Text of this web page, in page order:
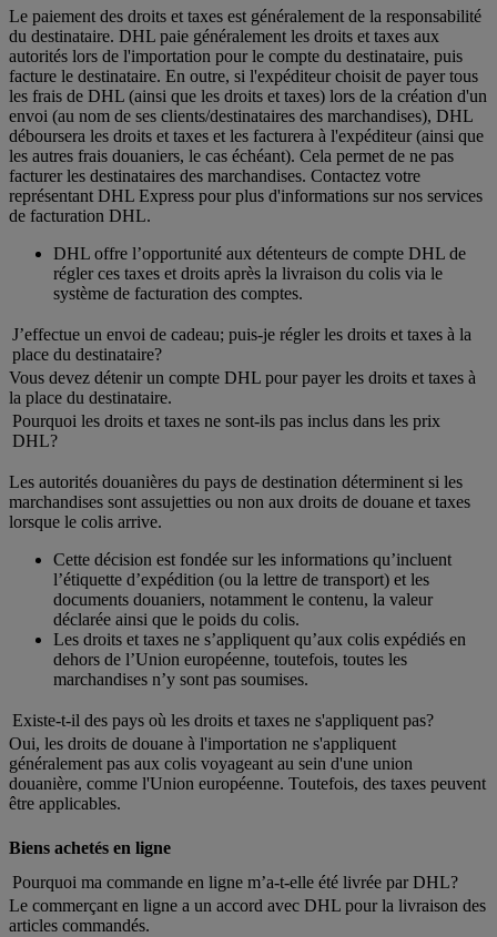
Le paiement des droits et taxes est généralement de la responsabilité
du destinataire. DHL paie généralement les droits et taxes aux
autorités lors de l'importation pour le compte du destinataire, puis
facture le destinataire. En outre, si l'expéditeur choisit de payer tous
les frais de DHL (ainsi que les droits et taxes) lors de la création d'un
envoi (au nom de ses clients/destinataires des marchandises), DHL
déboursera les droits et taxes et les facturera à l'expéditeur (ainsi que
les autres frais douaniers, le cas échéant). Cela permet de ne pas
facturer les destinataires des marchandises. Contactez votre
représentant DHL Express pour plus d'informations sur nos services
de facturation DHL.
DHL offre l’opportunité aux détenteurs de compte DHL de
régler ces taxes et droits après la livraison du colis via le
système de facturation des comptes.
J’effectue un envoi de cadeau; puis-je régler les droits et taxes à la
place du destinataire?
Vous devez détenir un compte DHL pour payer les droits et taxes à
la place du destinataire.
Pourquoi les droits et taxes ne sont-ils pas inclus dans les prix
DHL?
Les autorités douanières du pays de destination déterminent si les
marchandises sont assujetties ou non aux droits de douane et taxes
lorsque le colis arrive.
Cette décision est fondée sur les informations qu’incluent
l’étiquette d’expédition (ou la lettre de transport) et les
documents douaniers, notamment le contenu, la valeur
déclarée ainsi que le poids du colis.
Les droits et taxes ne s’appliquent qu’aux colis expédiés en
dehors de l’Union européenne, toutefois, toutes les
marchandises n’y sont pas soumises.
Existe-t-il des pays où les droits et taxes ne s'appliquent pas?
Oui, les droits de douane à l'importation ne s'appliquent
généralement pas aux colis voyageant au sein d'une union
douanière, comme l'Union européenne. Toutefois, des taxes peuvent
être applicables.
Biens achetés en ligne
Pourquoi ma commande en ligne m’a-t-elle été livrée par DHL?
Le commerçant en ligne a un accord avec DHL pour la livraison des
articles commandés.